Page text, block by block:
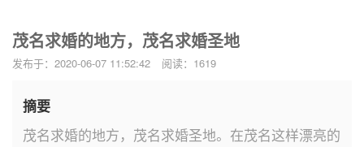
茂名求婚的地方，茂名求婚圣地
发布于：2020-06-07 11:52:42 阅读：1619
摘要
茂名求婚的地方，茂名求婚圣地。在茂名这样漂亮的